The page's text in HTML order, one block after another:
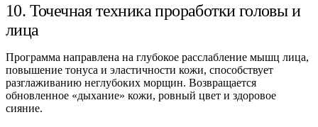
10. Точечная техника проработки головы и
лица
Программа направлена на глубокое расслабление мышц лица,
повышение тонуса и эластичности кожи, способствует
разглаживанию неглубоких морщин. Возвращается
обновленное «дыхание» кожи, ровный цвет и здоровое
сияние.